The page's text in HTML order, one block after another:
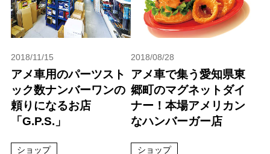
2018/11/15
アメ車用のパーツスト
ック数ナンバーワンの
頼りになるお店
「G.P.S.」
ショップ
2018/08/28
アメ車で集う愛知県東
郷町のマグネットダイ
ナー！本場アメリカン
なハンバーガー店
ショップ